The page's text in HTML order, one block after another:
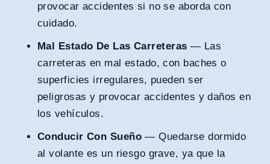
provocar accidentes si no se aborda con
cuidado.
Mal Estado De Las Carreteras — Las
carreteras en mal estado, con baches o
superficies irregulares, pueden ser
peligrosas y provocar accidentes y daños en
los vehículos.
Conducir Con Sueño— Quedarse dormido
al volante es un riesgo grave, ya que la